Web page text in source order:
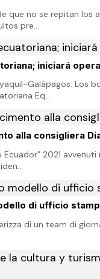
que no se repitan los
pre…
iniciará
Galápagos. Los
Eq…
alla consigliera
2021
di ufficio
di un team di